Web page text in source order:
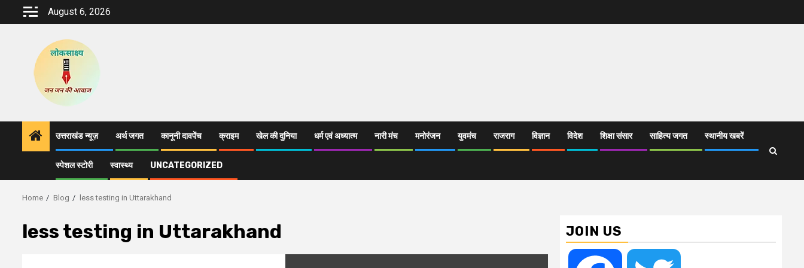
August 6, 2026
उत्तराखंड न्यूज़ अर्थ जगत कानूनी दावपेंच क्राइम खेल की दुनिया धर्म एवं अध्यात्म नारी मंच मनोरंजन युवमंच राजराग विज्ञान विदेश शिक्षा संसार साहित्य जगत स्थानीय खबरें
स्पेशल स्टोरी स्वास्थ्य UNCATEGORIZED
Home Blog less testing in Uttarakhand
less testing in Uttarakhand JOIN US